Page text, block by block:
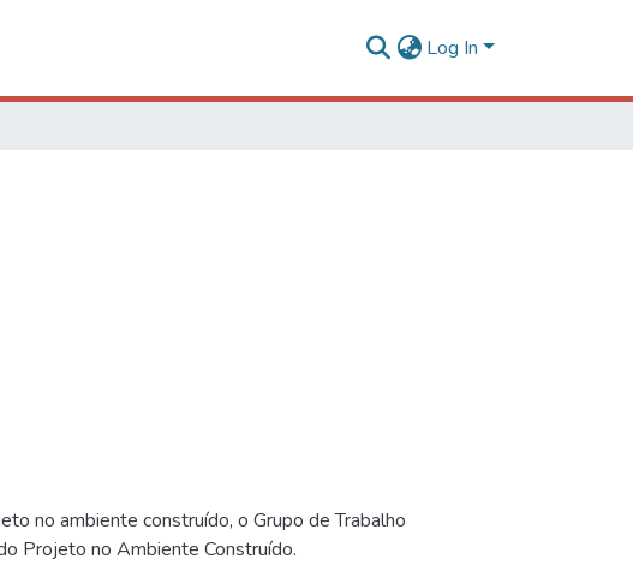
Log In
no ambiente construído, o Grupo de Trabalho
Projeto no Ambiente Construído.